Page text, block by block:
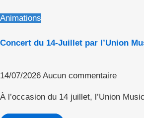
Animations
Concert du 14-Juillet par l’Union
14/07/2026 Aucun commentaire
À l’occasion du 14 juillet, l’Union